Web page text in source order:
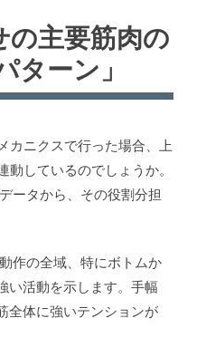
の主要筋肉の
ターン」
カニクスで行った場合、上
しているのでしょうか。
ータから、その役割分担
動作の全域、特にボトムか
い活動を示します。手幅
全体に強いテンションが